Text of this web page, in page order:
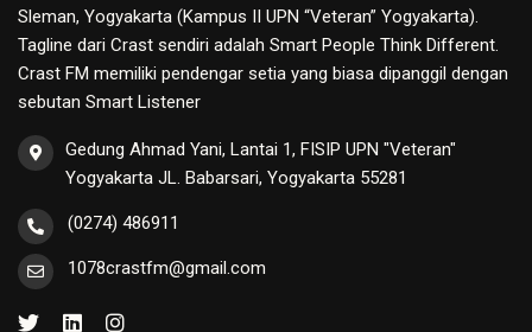
Sleman, Yogyakarta (Kampus II UPN “Veteran” Yogyakarta).
Tagline dari Crast sendiri adalah Smart People Think Different.
Crast FM memiliki pendengar setia yang biasa dipanggil dengan
sebutan Smart Listener
Gedung Ahmad Yani, Lantai 1, FISIP UPN "Veteran"
Yogyakarta JL. Babarsari, Yogyakarta 55281
(0274) 486911
1078crastfm@gmail.com